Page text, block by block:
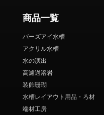
商品一覧
バーズアイ水槽
アクリル水槽
水の演出
高濾過溶岩
装飾珊瑚
水槽レイアウト用品・ろ材
端材工房